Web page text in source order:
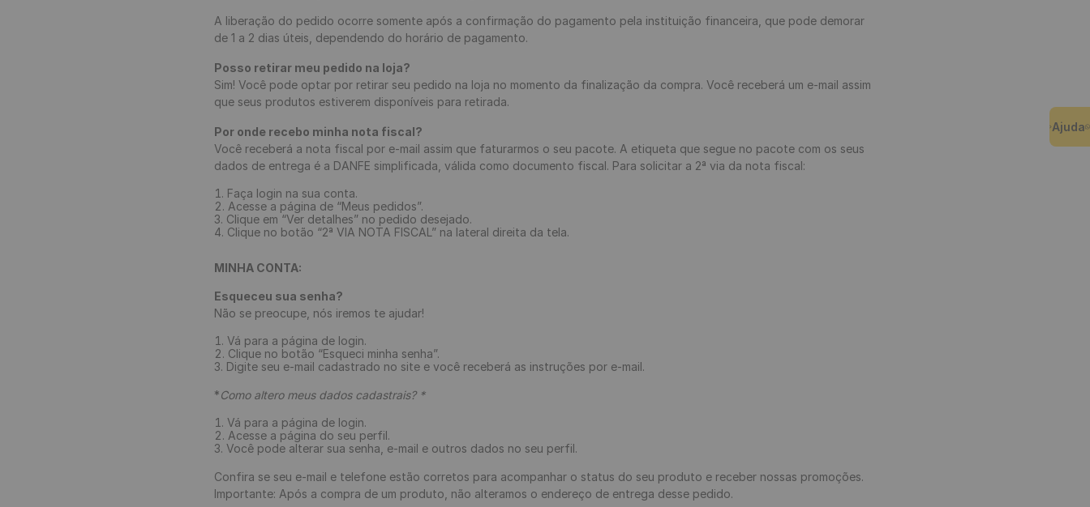
Ajuda
A liberação do pedido ocorre somente após a confirmação do pagamento pela instituição financeira, que pode demorar
de 1 a 2 dias úteis, dependendo do horário de pagamento.
Posso retirar meu pedido na loja?
Sim! Você pode optar por retirar seu pedido na loja no momento da finalização da compra. Você receberá um e-mail assim
que seus produtos estiverem disponíveis para retirada.
Por onde recebo minha nota fiscal?
Você receberá a nota fiscal por e-mail assim que faturarmos o seu pacote. A etiqueta que segue no pacote com os seus
dados de entrega é a DANFE simplificada, válida como documento fiscal. Para solicitar a 2ª via da nota fiscal:
Faça login na sua conta.
Acesse a página de “Meus pedidos”.
Clique em “Ver detalhes” no pedido desejado.
Clique no botão “2ª VIA NOTA FISCAL” na lateral direita da tela.
MINHA CONTA:
Esqueceu sua senha?
Não se preocupe, nós iremos te ajudar!
Vá para a página de login.
Clique no botão “Esqueci minha senha”.
Digite seu e-mail cadastrado no site e você receberá as instruções por e-mail.
*Como altero meus dados cadastrais? *
Vá para a página de login.
Acesse a página do seu perfil.
Você pode alterar sua senha, e-mail e outros dados no seu perfil.
Confira se seu e-mail e telefone estão corretos para acompanhar o status do seu produto e receber nossas promoções.
Importante: Após a compra de um produto, não alteramos o endereço de entrega desse pedido.